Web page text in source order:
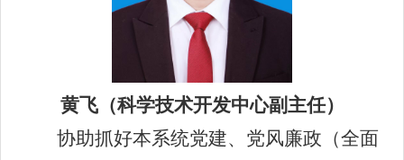
黄飞（科学技术开发中心副主任）
协助抓好本系统党建、党风廉政（全面